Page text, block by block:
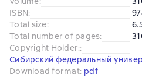
ISBN:
Total size:
Total number of pages:
Copyright Holder::
Сибирский федеральный
Download format: pdf